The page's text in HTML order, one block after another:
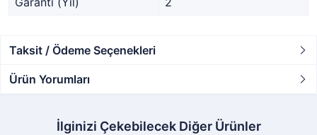
Taksit / Ödeme Seçenekleri
Ürün Yorumları
İlginizi Çekebilecek Diğer Ürünler